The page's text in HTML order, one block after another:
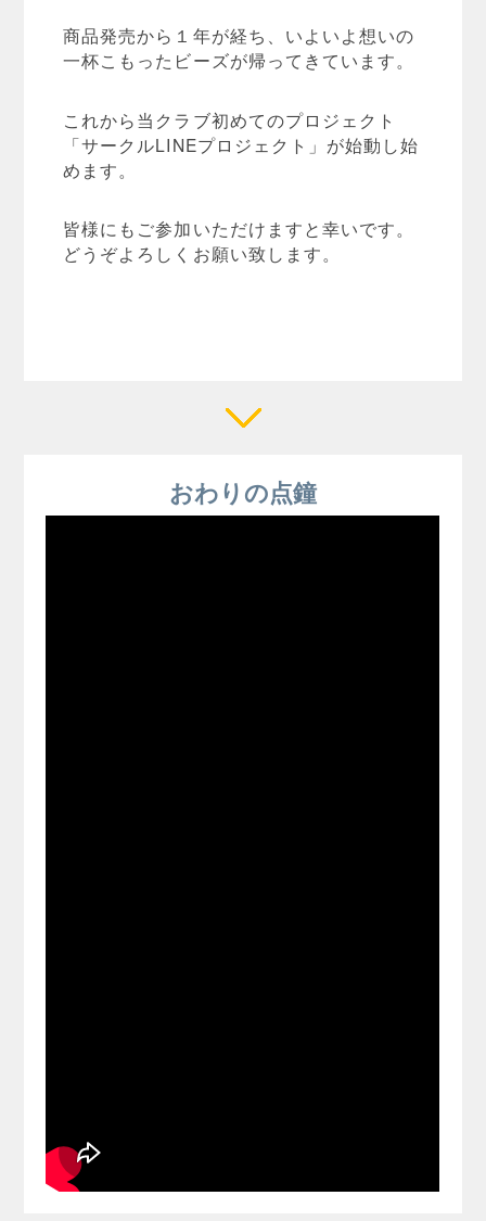
商品発売から１年が経ち、いよいよ想いの
一杯こもったビーズが帰ってきています。
これから当クラブ初めてのプロジェクト
「サークルLINEプロジェクト」が始動し始
めます。
皆様にもご参加いただけますと幸いです。
どうぞよろしくお願い致します。
おわりの点鐘